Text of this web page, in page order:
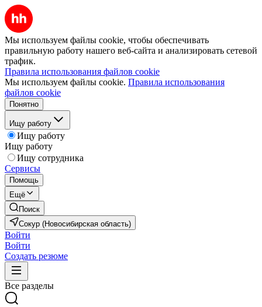
Мы используем файлы cookie, чтобы обеспечивать
правильную работу нашего веб-сайта и анализировать сетевой
трафик.
Правила использования файлов cookie
Мы используем файлы cookie. Правила использования
файлов cookie
Понятно
Ищу работу
Ищу работу
Ищу работу
Ищу сотрудника
Сервисы
Помощь
Ещё
Поиск
Сокур (Новосибирская область)
Войти
Войти
Создать резюме
Все разделы